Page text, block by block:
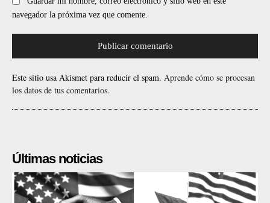
navegador la próxima vez que comente.
Este sitio usa Akismet para reducir el spam. Aprende cómo se procesan
los datos de tus comentarios.
Últimas noticias